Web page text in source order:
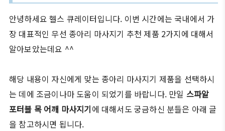
안녕하세요 헬스 큐레이터입니다. 이번 시간에는 국내에서 가
장 대표적인 무선 종아리 마사지기 추천 제품 2가지에 대해서
알아보았는데요 ^^
해당 내용이 자신에게 맞는 종아리 마사지기 제품을 선택하시
는 데에 조금이나마 도움이 되었기를 바랍니다. 만일 스파알
포터블 목 어깨 마사지기에 대해서도 궁금하신 분들은 아래 글
을 참고하시면 됩니다.